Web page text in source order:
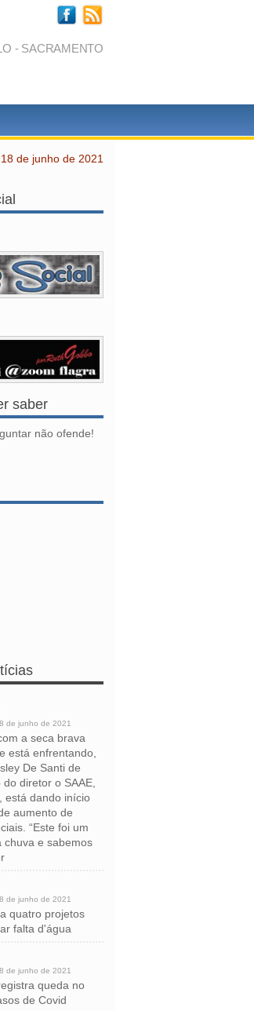
- SACRAMENTO
de junho de 2021
saber
não ofende!
de junho de 2021
a seca brava
está enfrentando,
De Santi de
diretor o SAAE,
está dando início
aumento de
“Este foi um
chuva e sabemos
de junho de 2021
quatro projetos
falta d'água
de junho de 2021
queda no
de Covid